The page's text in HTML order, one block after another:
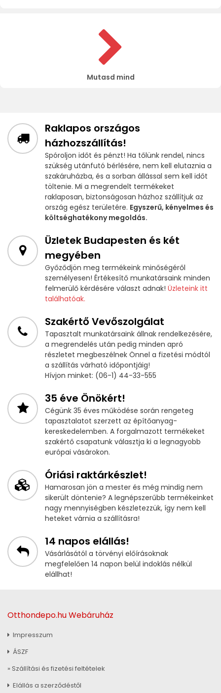
Mutasd mind
Raklapos országos
házhozszállítás!
Spóroljon időt és pénzt! Ha tőlünk rendel, nincs
szükség utánfutó bérlésére, nem kell elutaznia a
szakáruházba, és a sorban állással sem kell időt
töltenie. Mi a megrendelt termékeket
raklaposan, biztonságosan házhoz szállítjuk az
ország egész területére. Egyszerű, kényelmes és
költséghatékony megoldás.
Üzletek Budapesten és két
megyében
Győződjön meg termékeink minőségéről
személyesen! Értékesítő munkatársaink minden
felmerülő kérdésére választ adnak! Üzleteink itt
találhatóak.
Szakértő Vevőszolgálat
Tapasztalt munkatársaink állnak rendelkezésére,
a megrendelés után pedig minden apró
részletet megbeszélnek Önnel a fizetési módtól
a szállítás várható időpontjáig!
Hívjon minket: (06-1) 44-33-555
35 éve Önökért!
Cégünk 35 éves működése során rengeteg
tapasztalatot szerzett az építőanyag-
kereskedelemben. A forgalmazott termékeket
szakértő csapatunk választja ki a legnagyobb
európai vásárokon.
Óriási raktárkészlet!
Hamarosan jön a mester és még mindig nem
sikerült döntenie? A legnépszerűbb termékeinket
nagy mennyiségben készletezzük, így nem kell
heteket várnia a szállításra!
14 napos elállás!
Vásárlásától a törvényi előírásoknak
megfelelően 14 napon belül indoklás nélkül
elállhat!
Otthondepo.hu Webáruház
Impresszum
ÁSZF
» Szállítási és fizetési feltételek
Elállás a szerződéstől